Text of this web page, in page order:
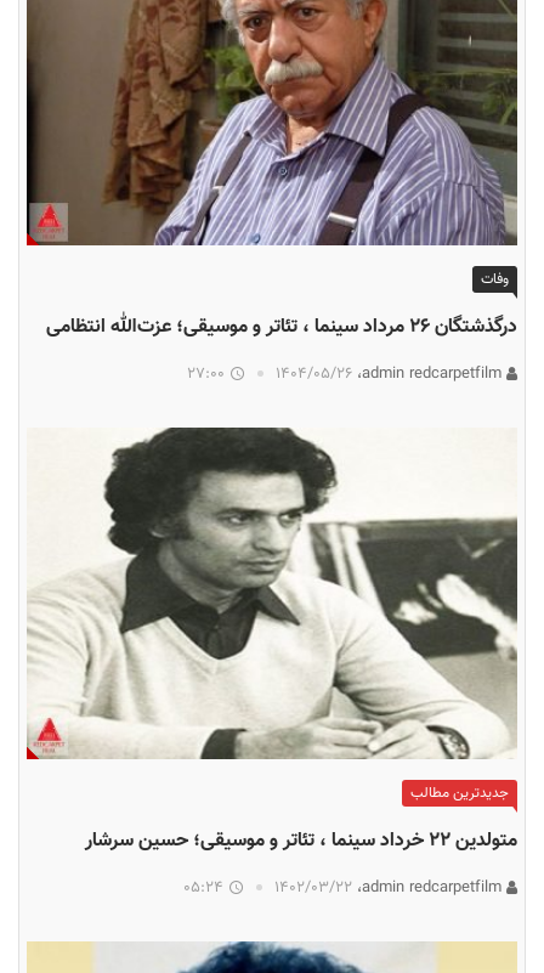
وفات
درگذشتگان ۲۶ مرداد سینما ، تئاتر و موسیقی؛ عزت‌الله انتظامی
۱۴۰۴/۰۵/۲۶ 27:00
جدیدترین مطالب
متولدین ۲۲ خرداد سینما ، تئاتر و موسیقی؛ حسین سرشار
۱۴۰۲/۰۳/۲۲ 05:24